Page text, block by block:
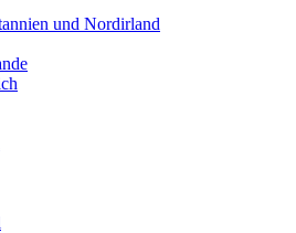
und Nordirland